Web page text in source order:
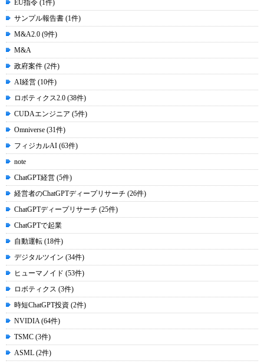
EU指令 (1件)
サンプル報告書 (1件)
M&A2.0 (9件)
M&A
政府案件 (2件)
AI経営 (10件)
ロボティクス2.0 (38件)
CUDAエンジニア (5件)
Omniverse (31件)
フィジカルAI (63件)
note
ChatGPT経営 (5件)
経営者のChatGPTディープリサーチ (26件)
ChatGPTディープリサーチ (25件)
ChatGPTで起業
自動運転 (18件)
デジタルツイン (34件)
ヒューマノイド (53件)
ロボティクス (3件)
時短ChatGPT投資 (2件)
NVIDIA (64件)
TSMC (3件)
ASML (2件)